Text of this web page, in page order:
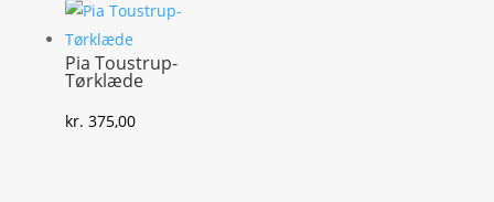
Pia Toustrup-
Tørklæde
kr. 375,00